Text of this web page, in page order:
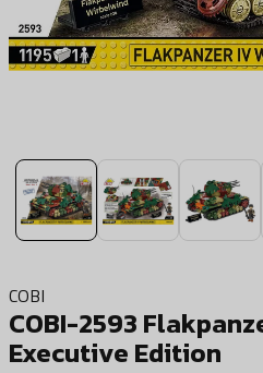
COBI
COBI-2593
Executive Edition